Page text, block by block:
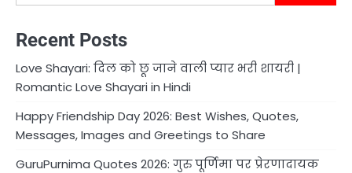
Recent Posts
Love Shayari: दिल को छू जाने वाली प्यार भरी शायरी |
Romantic Love Shayari in Hindi
Happy Friendship Day 2026: Best Wishes, Quotes,
Messages, Images and Greetings to Share
GuruPurnima Quotes 2026: गुरु पूर्णिमा पर प्रेरणादायक